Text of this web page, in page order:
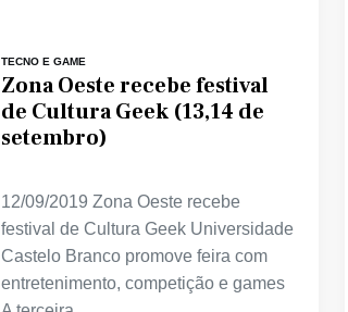
TECNO E GAME
Zona Oeste recebe festival
de Cultura Geek (13,14 de
setembro)
12/09/2019 Zona Oeste recebe
festival de Cultura Geek Universidade
Castelo Branco promove feira com
entretenimento, competição e games